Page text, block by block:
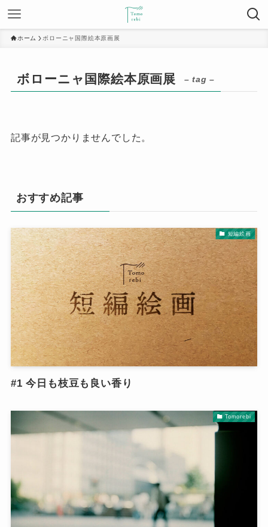
ホーム ボローニャ国際絵本原画展
ボローニャ国際絵本原画展 – tag –
記事が見つかりませんでした。
おすすめ記事
短編絵画
#1 今日も枝豆も良い香り
Tomorebi